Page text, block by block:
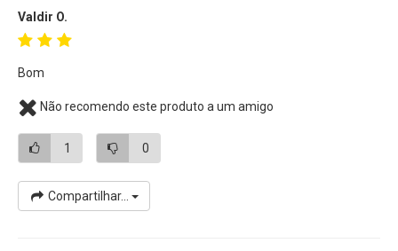
Valdir O.
Bom
Não recomendo este produto a um amigo
1 0
Compartilhar...